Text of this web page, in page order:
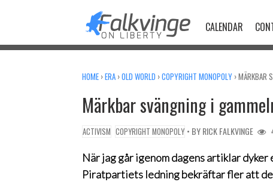
CALENDAR
HOME ›ERA ›OLD WORLD ›COPYRIGHT MONOPOLY ›MÄRKBAR
Märkbar svängning i
ACTIVISM COPYRIGHT MONOPOLY • BYRICK FALKVINGE
När jag går igenom dagens artiklar
Piratpartiets ledning bekräftar fler att de